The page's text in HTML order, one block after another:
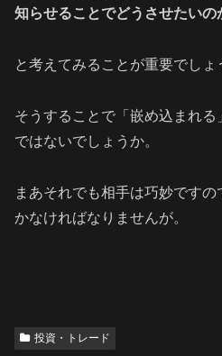
知らせることでどうさせたいの
と考えてみることが重要でしょ
そうすることで「嵌め込まれ
ではないでしょうか。
まあそれでも相手は巧妙です
かなければなりませんが。
投資・トレード